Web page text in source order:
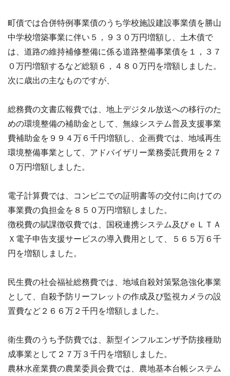
町債では合併特例事業債のうち学校施設建設事業債を勝山
中学校増築事業に伴い５，９３０万円増額し、土木債で
は、道路の維持補修整備に係る道路整備事業債を１，３７
０万円増額するなど総額６，４８０万円を増額しました。
次に歳出の主なものですが、
総務費の文書広報費では、地上デジタル放送への移行のた
めの環境整備の補助金として、無線システム普及支援事業
費補助金を９９４万６千円増額し、企画費では、地域再生
環境整備事業として、アドバイザリー業務委託費用を２７
０万円増額しました。
電子計算費では、コンビニでの証明書等の交付に向けての
事業費の負担金を８５０万円増額しました。
徴税費の賦課徴収費では、国税連携システム及びｅＬＴＡ
Ｘ電子申告支援サービスの導入費用として、５６５万６千
円を増額しました。
民生費の社会福祉総務費では、地域自殺対策緊急強化事業
として、自殺予防リーフレットの作成及び監視カメラの設
置費など２６６万２千円を増額しました。
衛生費のうち予防費では、新型インフルエンザ予防接種助
成事業として２７万３千円を増額しました。
農林水産業費の農業委員会費では、農地基本台帳システム